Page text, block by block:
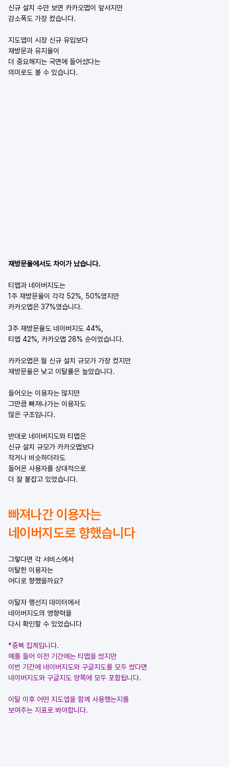
신규 설치 수만 보면 카카오맵이 앞서지만
감소폭도 가장 컸습니다.
지도앱이 시장 신규 유입보다
재방문과 유지율이
더 중요해지는 국면에 들어섰다는
의미로도 볼 수 있습니다.
재방문율에서도 차이가 났습니다.
티맵과 네이버지도는
1주 재방문율이 각각 52%, 50%였지만
카카오맵은 37%였습니다.
3주 재방문율도 네이버지도 44%,
티맵 42%, 카카오맵 28% 순이었습니다.
카카오맵은 월 신규 설치 규모가 가장 컸지만
재방문율은 낮고 이탈률은 높았습니다.
들어오는 이용자는 많지만
그만큼 빠져나가는 이용자도
많은 구조입니다.
반대로 네이버지도와 티맵은
신규 설치 규모가 카카오맵보다
작거나 비슷하더라도
들어온 사용자를 상대적으로
더 잘 붙잡고 있었습니다.
빠져나간 이용자는
네이버지도로 향했습니다
그렇다면 각 서비스에서
이탈한 이용자는
어디로 향했을까요?
이탈자 행선지 데이터에서
네이버지도의 영향력을
다시 확인할 수 있었습니다
*중복 집계입니다.
예를 들어 이전 기간에는 티맵을 썼지만
이번 기간에 네이버지도와 구글지도를 모두 썼다면
네이버지도와 구글지도 양쪽에 모두 포함됩니다.
이탈 이후 어떤 지도앱을 함께 사용했는지를
보여주는 지표로 봐야합니다.